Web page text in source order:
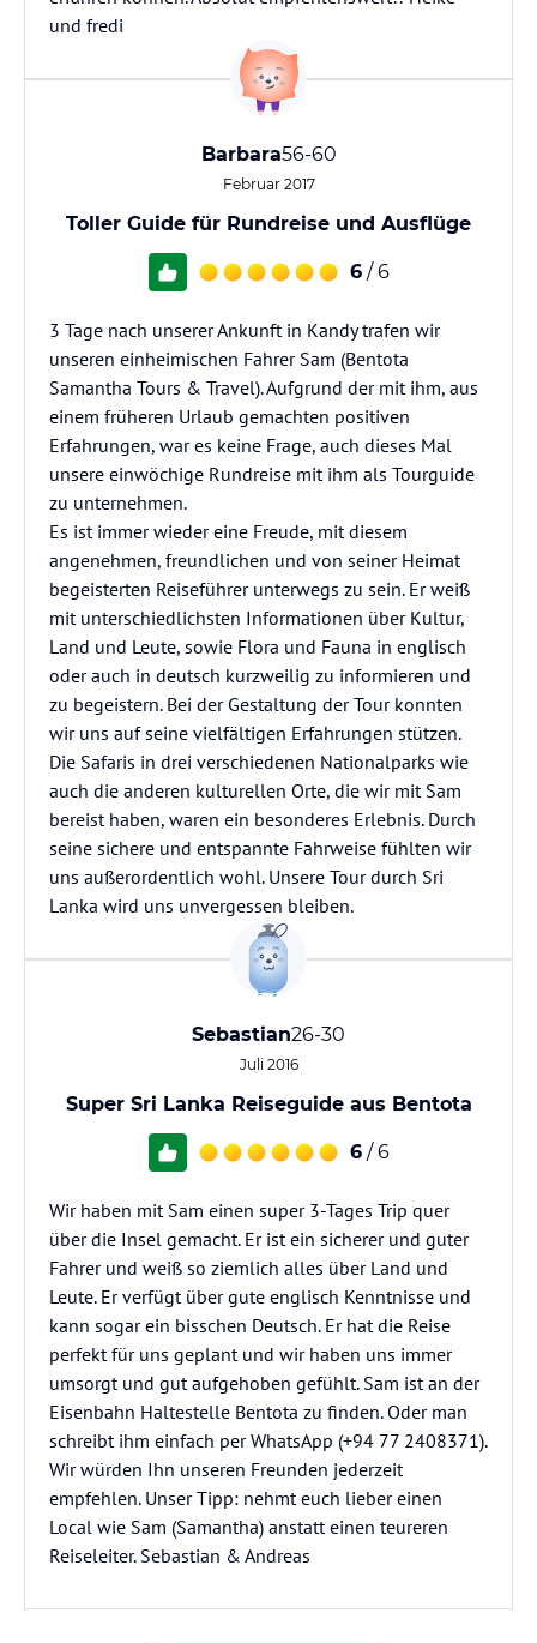
und fredi
Barbara56-60
Februar 2017
Toller Guide für Rundreise und Ausflüge
6 / 6
3 Tage nach unserer Ankunft in Kandy trafen wir
unseren einheimischen Fahrer Sam (Bentota
Samantha Tours & Travel). Aufgrund der mit ihm, aus
einem früheren Urlaub gemachten positiven
Erfahrungen, war es keine Frage, auch dieses Mal
unsere einwöchige Rundreise mit ihm als Tourguide
zu unternehmen.
Es ist immer wieder eine Freude, mit diesem
angenehmen, freundlichen und von seiner Heimat
begeisterten Reiseführer unterwegs zu sein. Er weiß
mit unterschiedlichsten Informationen über Kultur,
Land und Leute, sowie Flora und Fauna in englisch
oder auch in deutsch kurzweilig zu informieren und
zu begeistern. Bei der Gestaltung der Tour konnten
wir uns auf seine vielfältigen Erfahrungen stützen.
Die Safaris in drei verschiedenen Nationalparks wie
auch die anderen kulturellen Orte, die wir mit Sam
bereist haben, waren ein besonderes Erlebnis. Durch
seine sichere und entspannte Fahrweise fühlten wir
uns außerordentlich wohl. Unsere Tour durch Sri
Lanka wird uns unvergessen bleiben.
Sebastian26-30
Juli 2016
Super Sri Lanka Reiseguide aus Bentota
6 / 6
Wir haben mit Sam einen super 3-Tages Trip quer
über die Insel gemacht. Er ist ein sicherer und guter
Fahrer und weiß so ziemlich alles über Land und
Leute. Er verfügt über gute englisch Kenntnisse und
kann sogar ein bisschen Deutsch. Er hat die Reise
perfekt für uns geplant und wir haben uns immer
umsorgt und gut aufgehoben gefühlt. Sam ist an der
Eisenbahn Haltestelle Bentota zu finden. Oder man
schreibt ihm einfach per WhatsApp (+94 77 2408371).
Wir würden Ihn unseren Freunden jederzeit
empfehlen. Unser Tipp: nehmt euch lieber einen
Local wie Sam (Samantha) anstatt einen teureren
Reiseleiter. Sebastian & Andreas